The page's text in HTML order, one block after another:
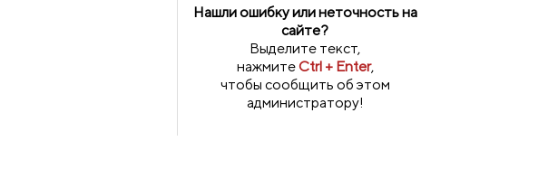
Нашли ошибку или неточность на
сайте?
Выделите текст,
нажмитеCtrl + Enter,
чтобы сообщить об этом
администратору!